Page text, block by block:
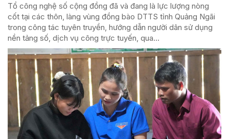
Tổ công nghệ số cộng đồng đã và đang là lực lượng nòng
cốt tại các thôn, làng vùng đồng bào DTTS tỉnh Quảng Ngãi
trong công tác tuyên truyền, hướng dẫn người dân sử dụng
nền tảng số, dịch vụ công trực tuyến, qua...